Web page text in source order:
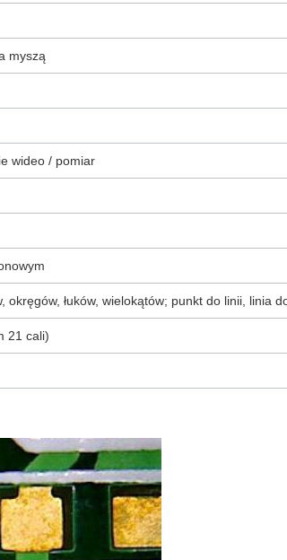
myszą
wideo / pomiar
okręgów, łuków, wielokątów; punkt do linii,
21 cali)